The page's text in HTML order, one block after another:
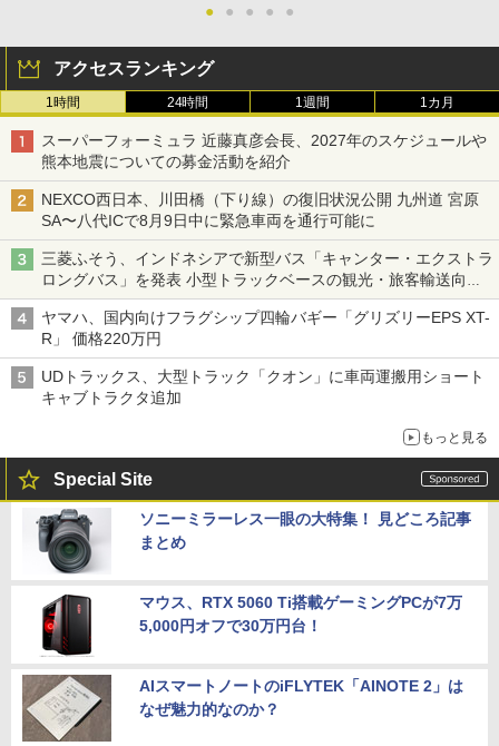
● ● ● ● ●
アクセスランキング
1時間 24時間 1週間 1カ月
スーパーフォーミュラ 近藤真彦会長、2027年のスケジュールや
熊本地震についての募金活動を紹介
NEXCO西日本、川田橋（下り線）の復旧状況公開 九州道 宮原
SA〜八代ICで8月9日中に緊急車両を通行可能に
三菱ふそう、インドネシアで新型バス「キャンター・エクストラ
ロングバス」を発表 小型トラックベースの観光・旅客輸送向け
バス
ヤマハ、国内向けフラグシップ四輪バギー「グリズリーEPS XT-
R」 価格220万円
UDトラックス、大型トラック「クオン」に車両運搬用ショート
キャブトラクタ追加
もっと見る
Special Site
ソニーミラーレス一眼の大特集！ 見どころ記事
まとめ
マウス、RTX 5060 Ti搭載ゲーミングPCが7万
5,000円オフで30万円台！
AIスマートノートのiFLYTEK「AINOTE 2」は
なぜ魅力的なのか？